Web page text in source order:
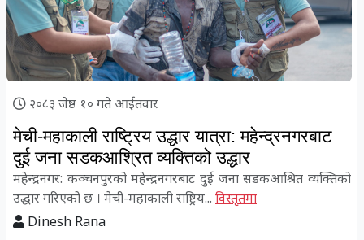
२०८३ जेष्ठ १० गते आईतवार
मेची-महाकाली राष्ट्रिय उद्धार यात्रा: महेन्द्रनगरबाट
दुई जना सडकआश्रित व्यक्तिको उद्धार
महेन्द्रनगर: कञ्चनपुरको महेन्द्रनगरबाट दुई जना सडकआश्रित व्यक्तिको
उद्धार गरिएको छ । मेची-महाकाली राष्ट्रिय... विस्तृतमा
Dinesh Rana